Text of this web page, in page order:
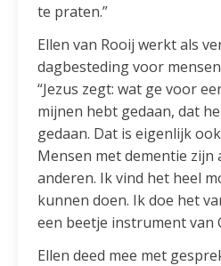
te praten.”
Ellen van Rooij werkt als
dagbesteding voor
“Jezus zegt: wat ge voor
mijnen hebt gedaan, dat
gedaan. Dat is eigenlijk
Mensen met dementie zijn
anderen. Ik vind het heel
kunnen doen. Ik doe het
een beetje instrument van
Ellen deed mee met